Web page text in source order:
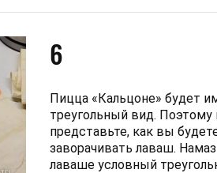
6
Пицца «Кальцоне» будет
треугольный вид. Поэтому
представьте, как вы
заворачивать лаваш.
лаваше условный